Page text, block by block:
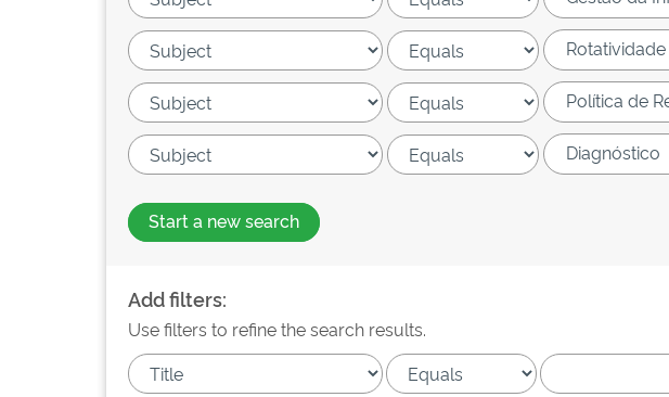
Start a new search
Add filters:
Use filters to refine the search results.